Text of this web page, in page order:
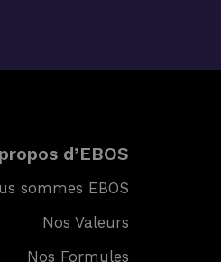
d’EBOS
sommes EBOS
Nos Valeurs
Nos Formules